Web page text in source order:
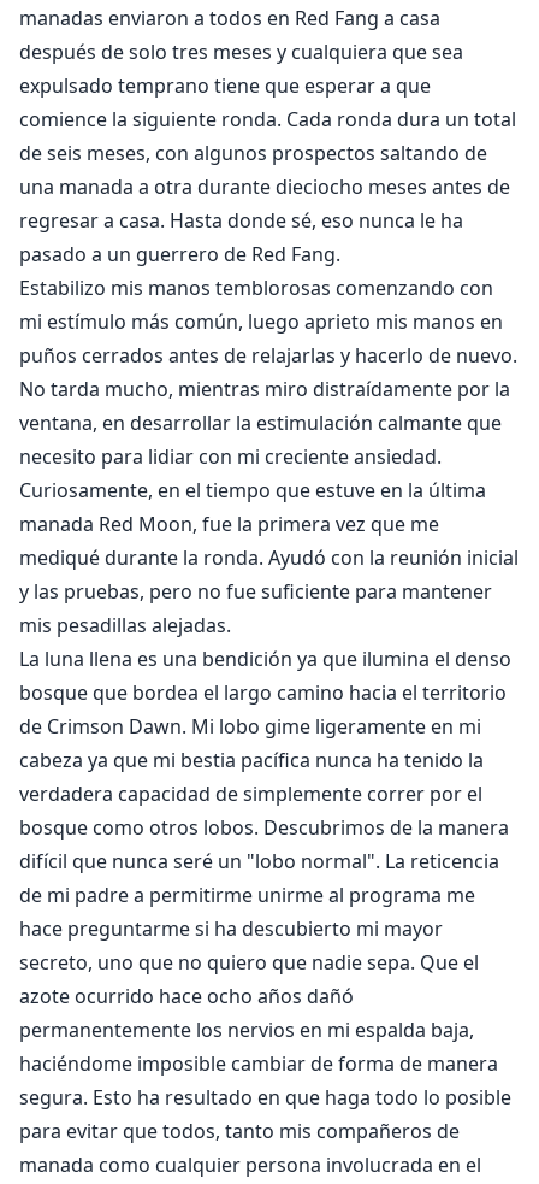
manadas enviaron a todos en Red Fang a casa
después de solo tres meses y cualquiera que sea
expulsado temprano tiene que esperar a que
comience la siguiente ronda. Cada ronda dura un total
de seis meses, con algunos prospectos saltando de
una manada a otra durante dieciocho meses antes de
regresar a casa. Hasta donde sé, eso nunca le ha
pasado a un guerrero de Red Fang.
Estabilizo mis manos temblorosas comenzando con
mi estímulo más común, luego aprieto mis manos en
puños cerrados antes de relajarlas y hacerlo de nuevo.
No tarda mucho, mientras miro distraídamente por la
ventana, en desarrollar la estimulación calmante que
necesito para lidiar con mi creciente ansiedad.
Curiosamente, en el tiempo que estuve en la última
manada Red Moon, fue la primera vez que me
mediqué durante la ronda. Ayudó con la reunión inicial
y las pruebas, pero no fue suficiente para mantener
mis pesadillas alejadas.
La luna llena es una bendición ya que ilumina el denso
bosque que bordea el largo camino hacia el territorio
de Crimson Dawn. Mi lobo gime ligeramente en mi
cabeza ya que mi bestia pacífica nunca ha tenido la
verdadera capacidad de simplemente correr por el
bosque como otros lobos. Descubrimos de la manera
difícil que nunca seré un "lobo normal". La reticencia
de mi padre a permitirme unirme al programa me
hace preguntarme si ha descubierto mi mayor
secreto, uno que no quiero que nadie sepa. Que el
azote ocurrido hace ocho años dañó
permanentemente los nervios en mi espalda baja,
haciéndome imposible cambiar de forma de manera
segura. Esto ha resultado en que haga todo lo posible
para evitar que todos, tanto mis compañeros de
manada como cualquier persona involucrada en el